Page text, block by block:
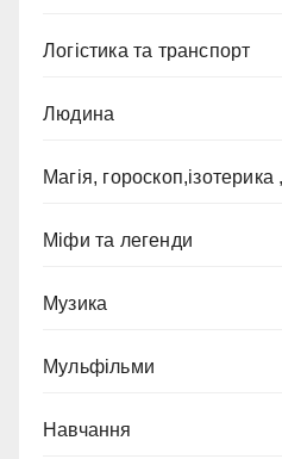
Логістика та транспорт
Людина
Магія, гороскоп,ізотерика
Міфи та легенди
Музика
Мульфільми
Навчання